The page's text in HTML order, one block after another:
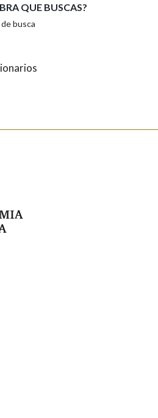
QUE BUSCAS?
busca